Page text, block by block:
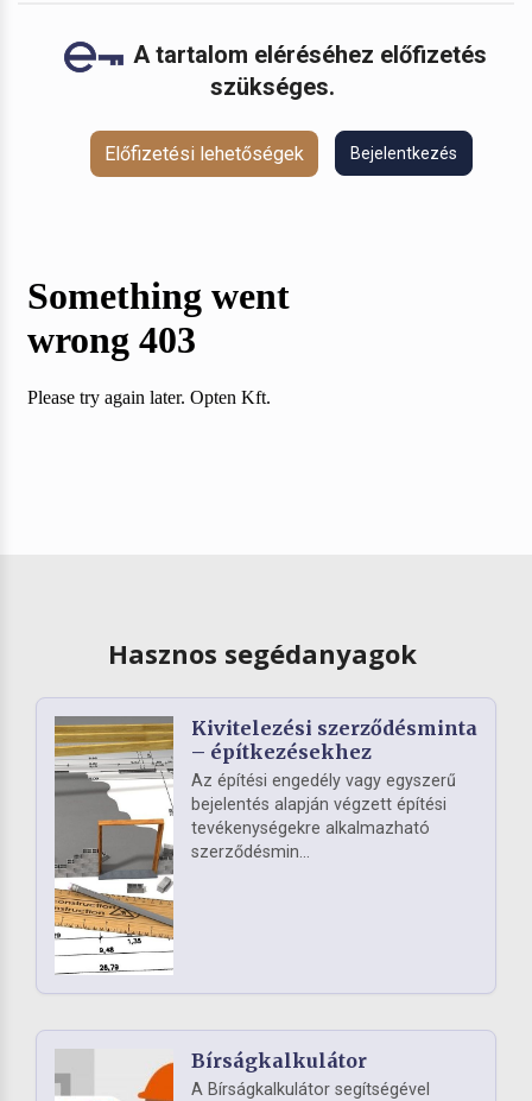
A tartalom eléréséhez előfizetés
szükséges.
Előfizetési lehetőségek Bejelentkezés
Hasznos segédanyagok
Kivitelezési szerződésminta
– építkezésekhez
Az építési engedély vagy egyszerű
bejelentés alapján végzett építési
tevékenységekre alkalmazható
szerződésmin...
Bírságkalkulátor
A Bírságkalkulátor segítségével